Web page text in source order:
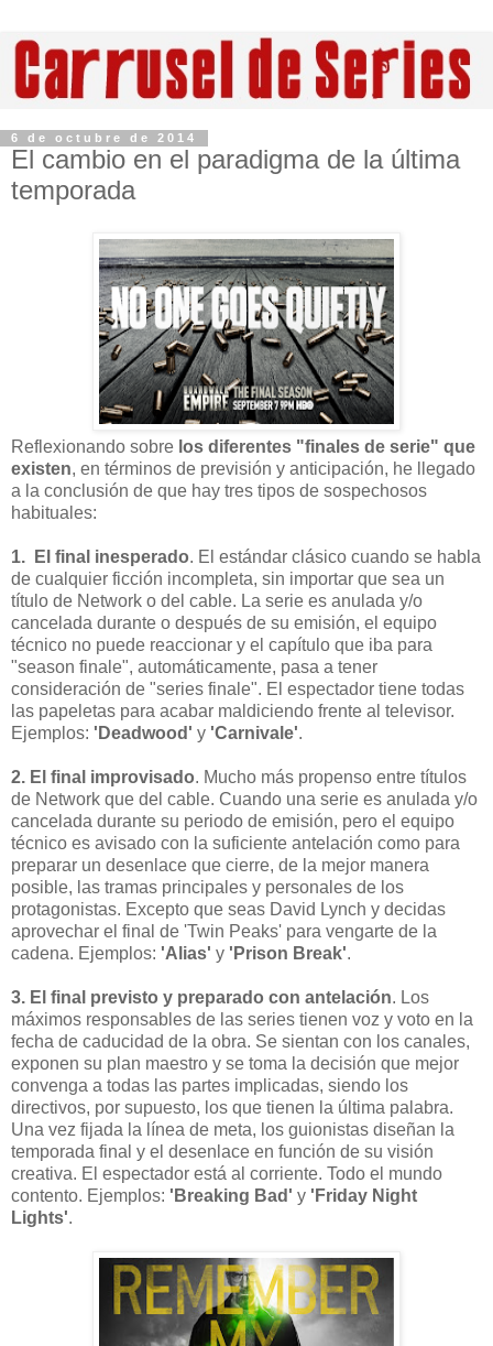
6 de octubre de 2014
El cambio en el paradigma de la última
temporada
Reflexionando sobre los diferentes "finales de serie" que
existen, en términos de previsión y anticipación, he llegado
a la conclusión de que hay tres tipos de sospechosos
habituales:
1. El final inesperado. El estándar clásico cuando se habla
de cualquier ficción incompleta, sin importar que sea un
título de Network o del cable. La serie es anulada y/o
cancelada durante o después de su emisión, el equipo
técnico no puede reaccionar y el capítulo que iba para
"season finale", automáticamente, pasa a tener
consideración de "series finale". El espectador tiene todas
las papeletas para acabar maldiciendo frente al televisor.
Ejemplos: 'Deadwood' y 'Carnivale'.
2. El final improvisado. Mucho más propenso entre títulos
de Network que del cable. Cuando una serie es anulada y/o
cancelada durante su periodo de emisión, pero el equipo
técnico es avisado con la suficiente antelación como para
preparar un desenlace que cierre, de la mejor manera
posible, las tramas principales y personales de los
protagonistas. Excepto que seas David Lynch y decidas
aprovechar el final de 'Twin Peaks' para vengarte de la
cadena. Ejemplos: 'Alias' y 'Prison Break'.
3. El final previsto y preparado con antelación. Los
máximos responsables de las series tienen voz y voto en la
fecha de caducidad de la obra. Se sientan con los canales,
exponen su plan maestro y se toma la decisión que mejor
convenga a todas las partes implicadas, siendo los
directivos, por supuesto, los que tienen la última palabra.
Una vez fijada la línea de meta, los guionistas diseñan la
temporada final y el desenlace en función de su visión
creativa. El espectador está al corriente. Todo el mundo
contento. Ejemplos: 'Breaking Bad' y 'Friday Night
Lights'.